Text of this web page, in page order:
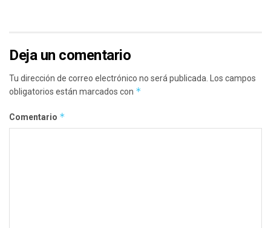
Deja un comentario
Tu dirección de correo electrónico no será publicada. Los campos
obligatorios están marcados con *
Comentario *